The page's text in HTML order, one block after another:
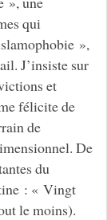
qui
»,
J’insiste sur
et
félicite de
de
De
du
: « Vingt
le moins).